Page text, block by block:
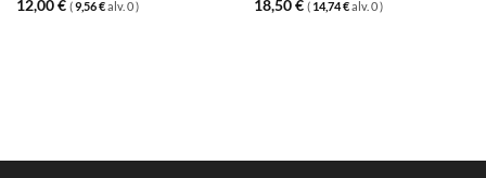
12,00€ (9,56€alv. 0 )
18,50€ ( 14,74€alv. 0 )